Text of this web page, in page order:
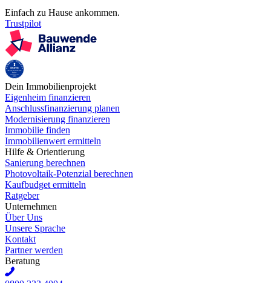
Einfach zu Hause ankommen.
Trustpilot
Dein Immobilienprojekt
Eigenheim finanzieren
Anschlussfinanzierung planen
Modernisierung finanzieren
Immobilie finden
Immobilienwert ermitteln
Hilfe & Orientierung
Sanierung berechnen
Photovoltaik-Potenzial berechnen
Kaufbudget ermitteln
Ratgeber
Unternehmen
Über Uns
Unsere Sprache
Kontakt
Partner werden
Beratung